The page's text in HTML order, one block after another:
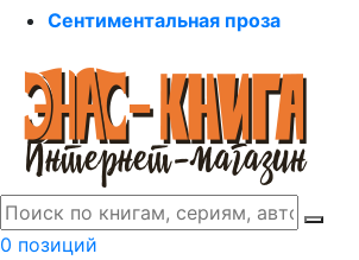
Сентиментальная проза
0 позиций